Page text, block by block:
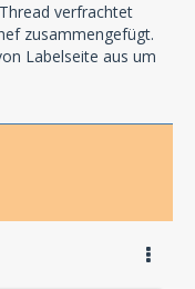
verfrachtet
zusammengefügt.
Labelseite aus um